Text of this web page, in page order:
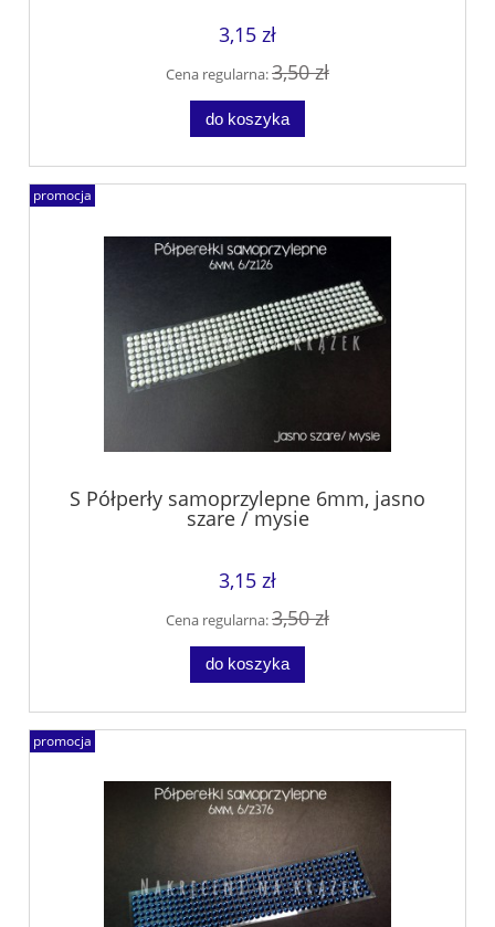
3,15 zł
Cena regularna:3,50 zł
do koszyka
S Półperły samoprzylepne 6mm, jasno
szare / mysie
3,15 zł
Cena regularna:3,50 zł
do koszyka
promocja
promocja